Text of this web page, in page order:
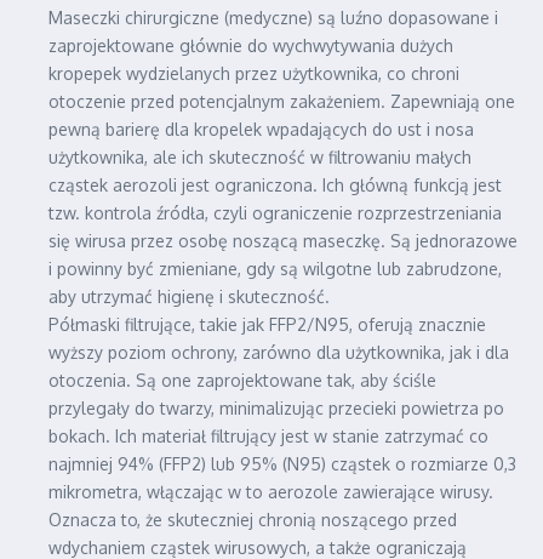
Maseczki chirurgiczne (medyczne) są luźno dopasowane i
zaprojektowane głównie do wychwytywania dużych
kropepek wydzielanych przez użytkownika, co chroni
otoczenie przed potencjalnym zakażeniem. Zapewniają one
pewną barierę dla kropelek wpadających do ust i nosa
użytkownika, ale ich skuteczność w filtrowaniu małych
cząstek aerozoli jest ograniczona. Ich główną funkcją jest
tzw. kontrola źródła, czyli ograniczenie rozprzestrzeniania
się wirusa przez osobę noszącą maseczkę. Są jednorazowe
i powinny być zmieniane, gdy są wilgotne lub zabrudzone,
aby utrzymać higienę i skuteczność.
Półmaski filtrujące, takie jak FFP2/N95, oferują znacznie
wyższy poziom ochrony, zarówno dla użytkownika, jak i dla
otoczenia. Są one zaprojektowane tak, aby ściśle
przylegały do twarzy, minimalizując przecieki powietrza po
bokach. Ich materiał filtrujący jest w stanie zatrzymać co
najmniej 94% (FFP2) lub 95% (N95) cząstek o rozmiarze 0,3
mikrometra, włączając w to aerozole zawierające wirusy.
Oznacza to, że skuteczniej chronią noszącego przed
wdychaniem cząstek wirusowych, a także ograniczają